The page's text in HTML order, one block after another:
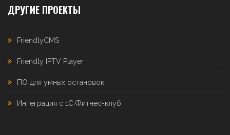
ДРУГИЕ ПРОЕКТЫ
FriendlyCMS
Friendly IPTV Player
ПО для умных остановок
Интеграция с 1С:Фитнес-клуб